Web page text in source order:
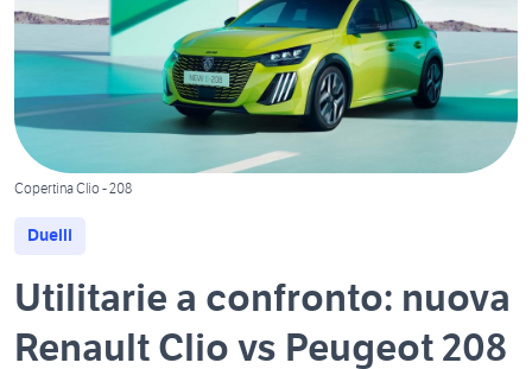
Copertina Clio - 208
Duelli
Utilitarie a confronto: nuova
Renault Clio vs Peugeot 208